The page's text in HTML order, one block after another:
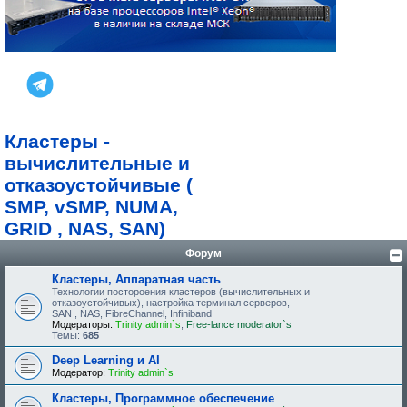
Кластеры -
вычислительные и
отказоустойчивые (
SMP, vSMP, NUMA,
GRID , NAS, SAN)
Форум
Кластеры, Аппаратная часть
Технологии постороения кластеров (вычислительных и
отказоустойчивых), настройка терминал серверов,
SAN , NAS, FibreChannel, Infiniband
Модераторы: Trinity admin`s
Free-lance moderator`s
Темы: 685
Deep Learning и AI
Модератор: Trinity admin`s
Кластеры, Программное обеспечение